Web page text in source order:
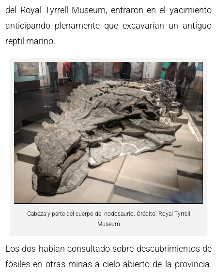
del Royal Tyrrell Museum, entraron en el yacimiento
anticipando plenamente que excavarían un antiguo
reptil marino.
Cabeza y parte del cuerpo del nodosaurio. Crédito: Royal Tyrrell
Museum
Los dos habían consultado sobre descubrimientos de
fósiles en otras minas a cielo abierto de la provincia.